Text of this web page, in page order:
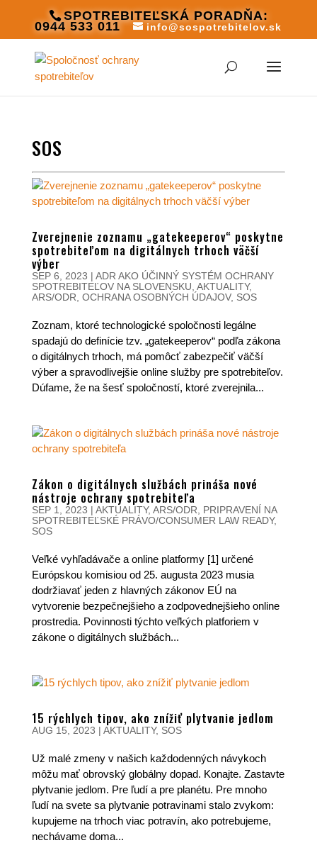
SPOTREBITEĽSKÁ PORADŇA:
0944 533 011 info@sospotrebitelov.sk
SOS
Zverejnenie zoznamu „gatekeeperov“ poskytne
spotrebiteľom na digitálnych trhoch väčší
výber
SEP 6, 2023 | ADR AKO ÚČINNÝ SYSTÉM OCHRANY
SPOTREBITEĽOV NA SLOVENSKU AKTUALITY,
ARS/ODR OCHRANA OSOBNÝCH ÚDAJOV, SOS
Zoznam, ktoré technologické spoločnosti legálne
spadajú do definície tzv. „gatekeeperov“ podľa zákona
o digitálnych trhoch, má pomôcť zabezpečiť väčší
výber a spravodlivejšie online služby pre spotrebiteľov.
Dúfame, že na šesť spoločností, ktoré zverejnila...
Zákon o digitálnych službách prináša nové
nástroje ochrany spotrebiteľa
SEP 1, 2023 | AKTUALITY, ARS/ODR
PRIPRAVENÍ NA
SPOTREBITEĽSKÉ PRÁVO/CONSUMER LAW READY,
SOS
Veľké vyhľadávače a online platformy [1] určené
Európskou komisiou od 25. augusta 2023 musia
dodržiavať jeden z hlavných zákonov EÚ na
vytvorenie bezpečnejšieho a zodpovednejšieho online
prostredia. Povinnosti týchto veľkých platforiem v
zákone o digitálnych službách...
15 rýchlych tipov, ako znížiť plytvanie jedlom
AUG 15, 2023 | AKTUALITY, SOS
Už malé zmeny v našich každodenných návykoch
môžu mať obrovský globálny dopad. Konajte. Zastavte
plytvanie jedlom. Pre ľudí a pre planétu. Pre mnoho
ľudí na svete sa plytvanie potravinami stalo zvykom:
kupujeme na trhoch viac potravín, ako potrebujeme,
nechávame doma...